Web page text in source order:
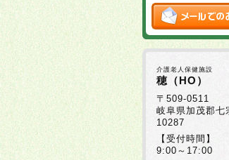
介護老人保健施設
穂（HO）
〒509-0511
岐阜県加茂郡七
10287
【受付時間】
9:00～17:00